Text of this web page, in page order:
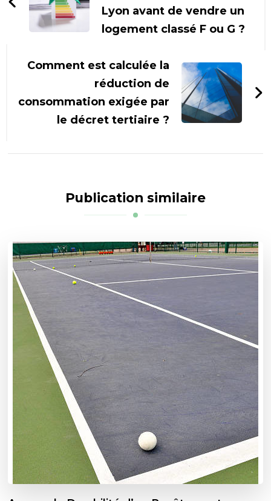
Lyon avant de vendre un
logement classé F ou G ?
Comment est calculée la
réduction de
consommation exigée par
le décret tertiaire ?
Publication similaire